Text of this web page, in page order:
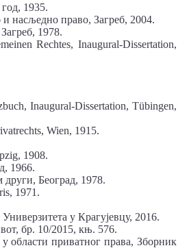
1935.
насљедно право, Загреб, 2004.
1978.
Rechtes, Inaugural-Dissertation,
Inaugural-Dissertation, Tübingen,
Wien, 1915.
1908.
1966.
Београд, 1978.
1971.
у Крагујевцу, 2016.
бр. 10/2015, књ. 576.
области приватног права, Зборник